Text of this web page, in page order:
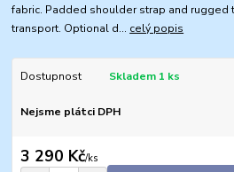
fabric. Padded shoulder strap and
transport. Optional d... celý popis
Dostupnost Skladem 1 ks
Nejsme plátci DPH
3 290 Kč/ks